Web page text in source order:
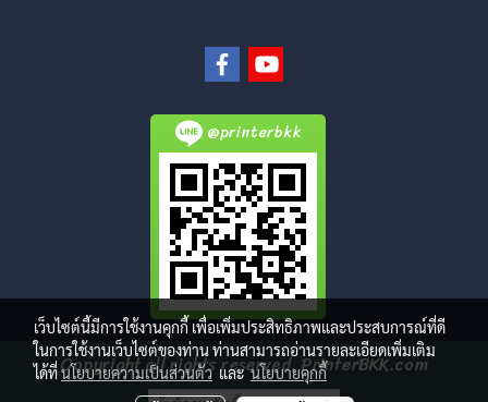
@printerbkk
Copyright all rights reserved. PrinterBKK.com
เว็บไซต์นี้มีการใช้งานคุกกี้ เพื่อเพิ่มประสิทธิภาพและประสบการณ์ที่ดี
ในการใช้งานเว็บไซต์ของท่าน ท่านสามารถอ่านรายละเอียดเพิ่มเติม
ได้ที่นโยบายความเป็นส่วนตัวและนโยบายคุกกี้